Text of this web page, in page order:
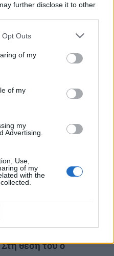
further disclose it to other
Opt Outs
of my
of my
my
Advertising.
Use,
of my
with the
Ελπιδοφόρος στον
Ελπιδοφόρου, ως
Αρχιεπισκοπής
Λευκό Οίκο η Εθνική
θέση του ο